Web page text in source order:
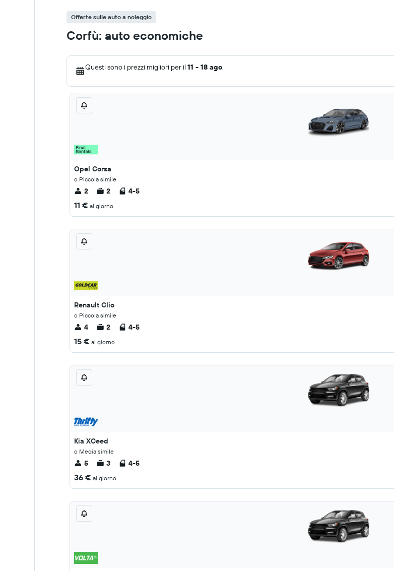
Offerte sulle auto a noleggio
Corfù: auto economiche
Questi sono i prezzi migliori per il 11 - 18 ago.
Opel Corsa
o Piccola simile
2 2 4-5
11 € al giorno
Renault Clio
o Piccola simile
4 2 4-5
15 € al giorno
Kia XCeed
o Media simile
5 3 4-5
36 € al giorno